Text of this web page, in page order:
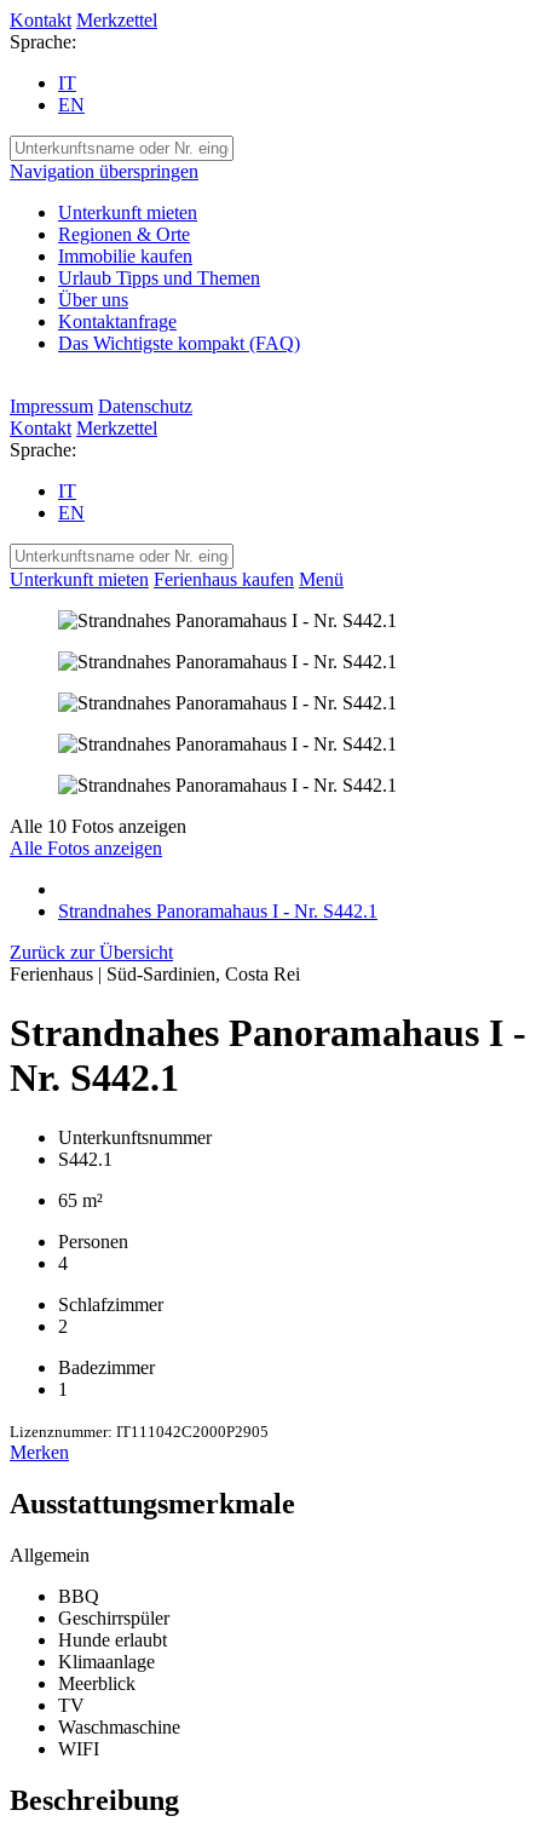
Kontakt Merkzettel
Sprache:
IT
EN
Navigation überspringen
Unterkunft mieten
Regionen & Orte
Immobilie kaufen
Urlaub Tipps und Themen
Über uns
Kontaktanfrage
Das Wichtigste kompakt (FAQ)
Impressum Datenschutz
Kontakt Merkzettel
Sprache:
IT
EN
Unterkunft mieten Ferienhaus kaufen Menü
Alle 10 Fotos anzeigen
Alle Fotos anzeigen
Strandnahes Panoramahaus I - Nr. S442.1
Zurück zur Übersicht
Ferienhaus | Süd-Sardinien, Costa Rei
Strandnahes Panoramahaus I -
Nr. S442.1
Unterkunftsnummer
S442.1
65 m²
Personen
4
Schlafzimmer
2
Badezimmer
1
Lizenznummer: IT111042C2000P2905
Merken
Ausstattungsmerkmale
Allgemein
BBQ
Geschirrspüler
Hunde erlaubt
Klimaanlage
Meerblick
TV
Waschmaschine
WIFI
Beschreibung